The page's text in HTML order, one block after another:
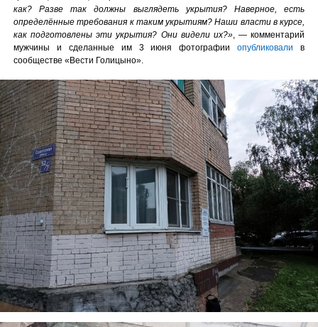
как? Разве так должны выглядеть укрытия? Наверное, есть
определённые требования к таким укрытиям? Наши власти в курсе,
как подготовлены эти укрытия? Они видели их?», — комментарий
мужчины и сделанные им 3 июня фотографииопубликовали в
сообществе «Вести Голицыно».